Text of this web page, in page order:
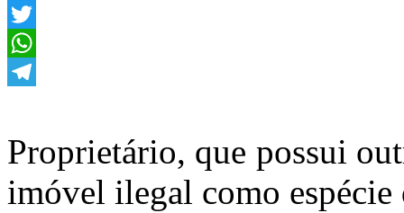
Facebook
Twitter
WhatsApp
Proprietário, que possui
imóvel ilegal como espécie